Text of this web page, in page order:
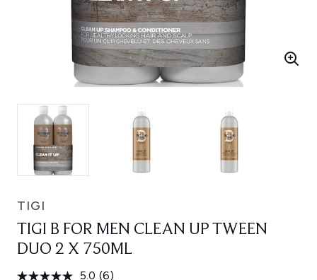
TIGI
TIGI B FOR MEN CLEAN UP TWEEN
DUO 2 X 750ML
5.0 (6)